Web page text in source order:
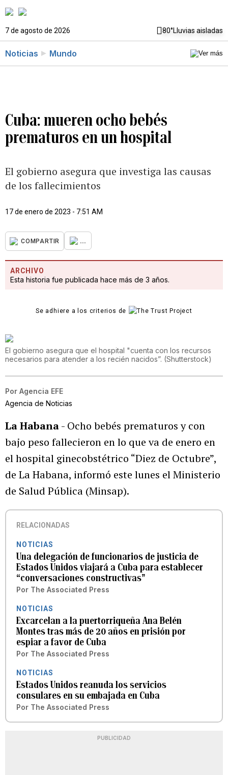
7 de agosto de 2026 80°Lluvias aisladas
Noticias Mundo
Cuba: mueren ocho bebés
prematuros en un hospital
El gobierno asegura que investiga las causas
de los fallecimientos
17 de enero de 2023 - 7:51 AM
COMPARTIR ...
ARCHIVO
Esta historia fue publicada hace más de 3 años.
Se adhiere a los criterios de
El gobierno asegura que el hospital "cuenta con los recursos
necesarios para atender a los recién nacidos”. (Shutterstock)
Por Agencia EFE
Agencia de Noticias
La Habana- Ocho bebés prematuros y con
bajo peso fallecieron en lo que va de enero en
el hospital ginecobstétrico “Diez de Octubre”,
de La Habana, informó este lunes el Ministerio
de Salud Pública (Minsap).
RELACIONADAS
NOTICIAS
Una delegación de funcionarios de justicia de
Estados Unidos viajará a Cuba para establecer
“conversaciones constructivas”
Por The Associated Press
NOTICIAS
Excarcelan a la puertorriqueña Ana Belén
Montes tras más de 20 años en prisión por
espiar a favor de Cuba
Por The Associated Press
NOTICIAS
Estados Unidos reanuda los servicios
consulares en su embajada en Cuba
Por The Associated Press
PUBLICIDAD